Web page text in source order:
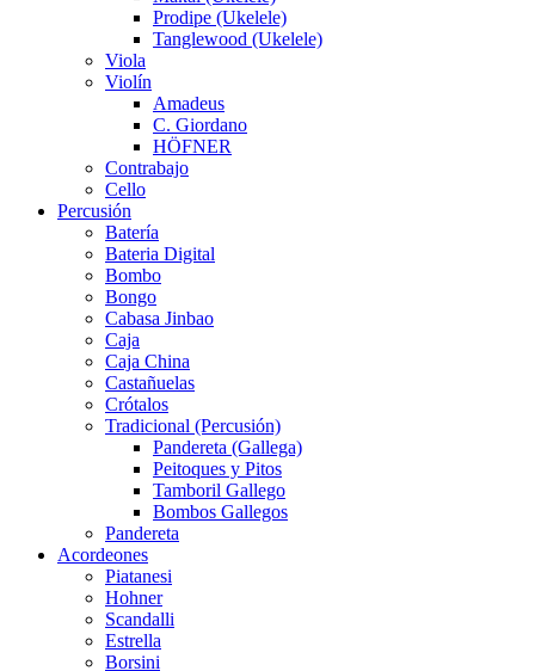
Prodipe (Ukelele)
Tanglewood (Ukelele)
Viola
Violín
Amadeus
C. Giordano
HÖFNER
Contrabajo
Cello
Percusión
Batería
Bateria Digital
Bombo
Bongo
Cabasa Jinbao
Caja
Caja China
Castañuelas
Crótalos
Tradicional (Percusión)
Pandereta (Gallega)
Peitoques y Pitos
Tamboril Gallego
Bombos Gallegos
Pandereta
Acordeones
Piatanesi
Hohner
Scandalli
Estrella
Borsini